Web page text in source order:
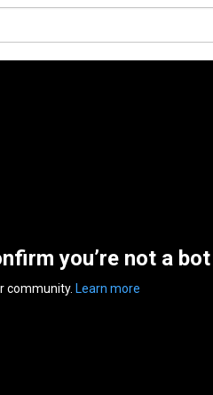
you’re not a bot
community. Learn more